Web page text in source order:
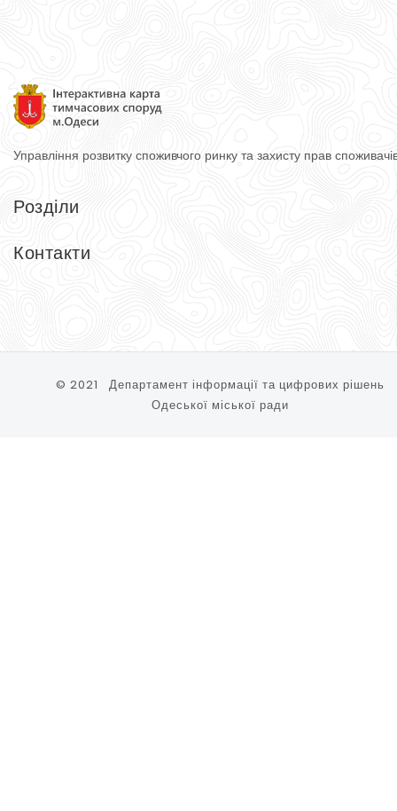
Управління розвитку споживчого ринку та захисту прав
Розділи
Головна
Довідник
Контакти
© 2021 Департамент інформації та цифрових рішень
Одеської міської ради